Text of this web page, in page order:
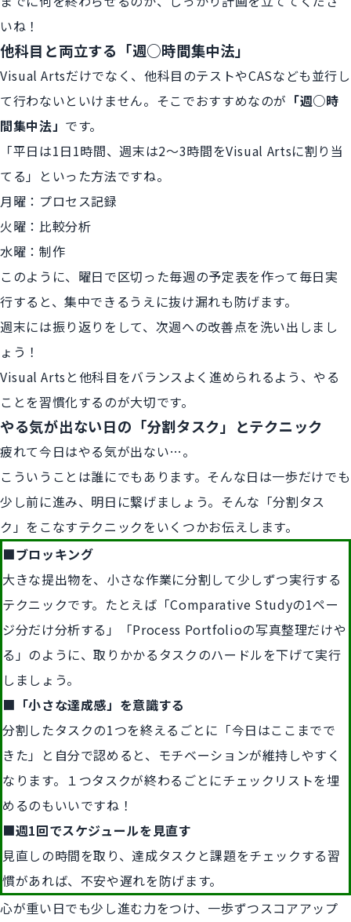
いね！
他科目と両立する「週○時間集中法」
Visual Artsだけでなく、他科目のテストやCASなども並行し
て行わないといけません。そこでおすすめなのが 「週○時
間集中法」 です。
「平日は1日1時間、週末は2〜3時間をVisual Artsに割り当
てる」といった方法ですね。
月曜：プロセス記録
火曜：比較分析
水曜：制作
このように、曜日で区切った毎週の予定表を作って毎日実
行すると、集中できるうえに抜け漏れも防げます。
週末には振り返りをして、次週への改善点を洗い出しまし
ょう！
Visual Artsと他科目をバランスよく進められるよう、やる
ことを習慣化するのが大切です。
やる気が出ない日の「分割タスク」とテクニック
疲れて今日はやる気が出ない…。
こういうことは誰にでもあります。そんな日は一歩だけでも
少し前に進み、明日に繋げましょう。そんな「分割タス
ク」をこなすテクニックをいくつかお伝えします。
■ブロッキング
大きな提出物を、小さな作業に分割して少しずつ実行する
テクニックです。たとえば「Comparative Studyの1ペー
ジ分だけ分析する」「Process Portfolioの写真整理だけや
る」のように、取りかかるタスクのハードルを下げて実行
しましょう。
■ 「小さな達成感」を意識する
分割したタスクの1つを終えるごとに「今日はここまでで
きた」と自分で認めると、モチベーションが維持しやすく
なります。１つタスクが終わるごとにチェックリストを埋
めるのもいいですね！
■週1回でスケジュールを見直す
見直しの時間を取り、達成タスクと課題をチェックする習
慣があれば、不安や遅れを防げます。
心が重い日でも少し進む力をつけ、一歩ずつスコアアップ